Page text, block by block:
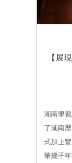
【展
湖南學
了湖南
式加上
華幾千